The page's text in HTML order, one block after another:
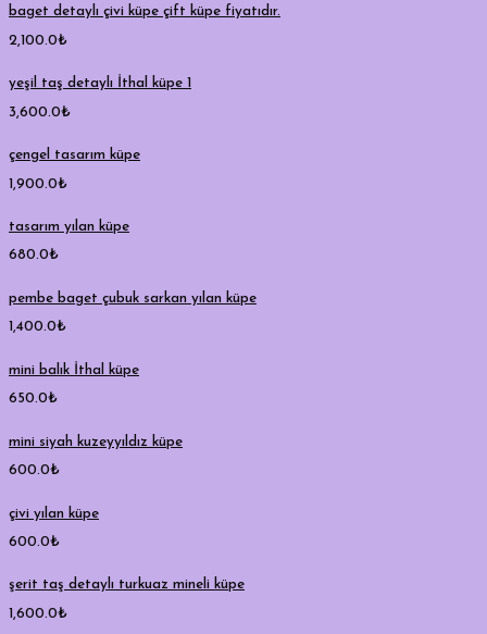
baget detaylı çivi küpe çift küpe fiyatıdır.
2,100.0₺
yeşil taş detaylı İthal küpe 1
3,600.0₺
çengel tasarım küpe
1,900.0₺
tasarım yılan küpe
680.0₺
pembe baget çubuk sarkan yılan küpe
1,400.0₺
mini balık İthal küpe
650.0₺
mini siyah kuzeyyıldız küpe
600.0₺
çivi yılan küpe
600.0₺
şerit taş detaylı turkuaz mineli küpe
1,600.0₺